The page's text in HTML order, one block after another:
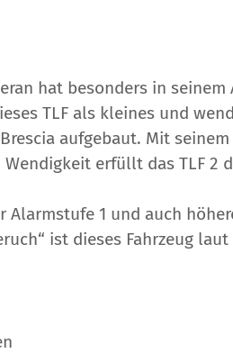
hat besonders in
TLF als kleines und
aufgebaut. Mit
erfüllt das TLF 2
Alarmstufe 1 und auch
ist dieses Fahrzeug